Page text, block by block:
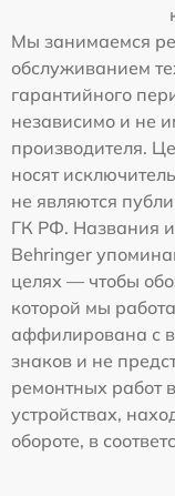
Мы занимаемся
обслуживанием
гарантийного
независимо и не
производителя.
носят
не являются
ГК РФ. Названия
Behringer
целях — чтобы
которой мы
аффилирована с
знаков и не
ремонтных работ
устройствах,
обороте, в